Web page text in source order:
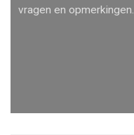
vragen en opmerkingen.